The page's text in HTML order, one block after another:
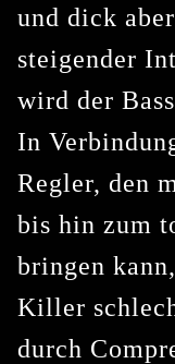
und dick
steigender
wird der
In
Regler, den
bis hin zum
bringen
Killer
durch